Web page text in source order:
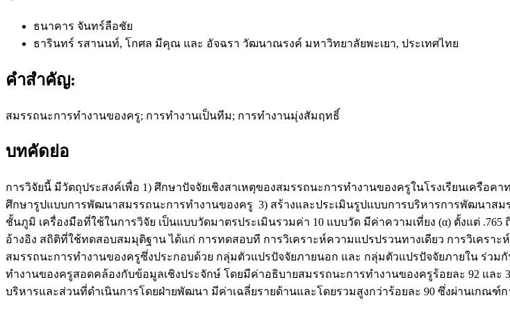
ธนาคาร จันทร์ลือชัย
ธารินทร์ รสานนท์, โกศล มีคุณ และ อัจฉรา วัฒนาณรงค์ มหาวิทยาลัยพะเยา, ประเทศไทย
คำสำคัญ:
สมรรถนะการทำงานของครู; การทำงานเป็นทีม; การทำงานมุ่งสัมฤทธิ์
บทคัดย่อ
การวิจัยนี้ มีวัตถุประสงค์เพื่อ 1) ศึกษาปัจจัยเชิงสาเหตุของสมรรถนะการทำงานของครูในโรงเรียนเครื
ศึกษารูปแบบการพัฒนาสมรรถนะการทำงานของครู 3) สร้างและประเมินรูปแบบการบริหารการพัฒนาสม
ชั้นภูมิ เครื่องมือที่ใช้ในการวิจัย เป็นแบบวัดมาตรประเมินรวมค่า 10 แบบวัด มีค่าความเที่ยง (α) ตั้งแต่
อ้างอิง สถิติที่ใช้ทดสอบสมมุติฐาน ได้แก่ การทดสอบที การวิเคราะห์ความแปรปรวนทางเดียว การวิเครา
สมรรถนะการทำงานของครูซึ่งประกอบด้วย กลุ่มตัวแปรปัจจัยภายนอก และ กลุ่มตัวแปรปัจจัยภายใน ร่ว
ทำงานของครูสอดคล้องกับข้อมูลเชิงประจักษ์ โดยมีค่าอธิบายสมรรถนะการทำงานของครูร้อยละ 92 แ
บริหารและส่วนที่ดำเนินการโดยฝ่ายพัฒนา มีค่าเฉลี่ยรายด้านและโดยรวมสูงกว่าร้อยละ 90 ซึ่งผ่านเกณฑ์ก